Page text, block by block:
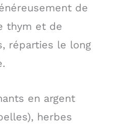
de
thym et de
réparties le long
en argent
herbes